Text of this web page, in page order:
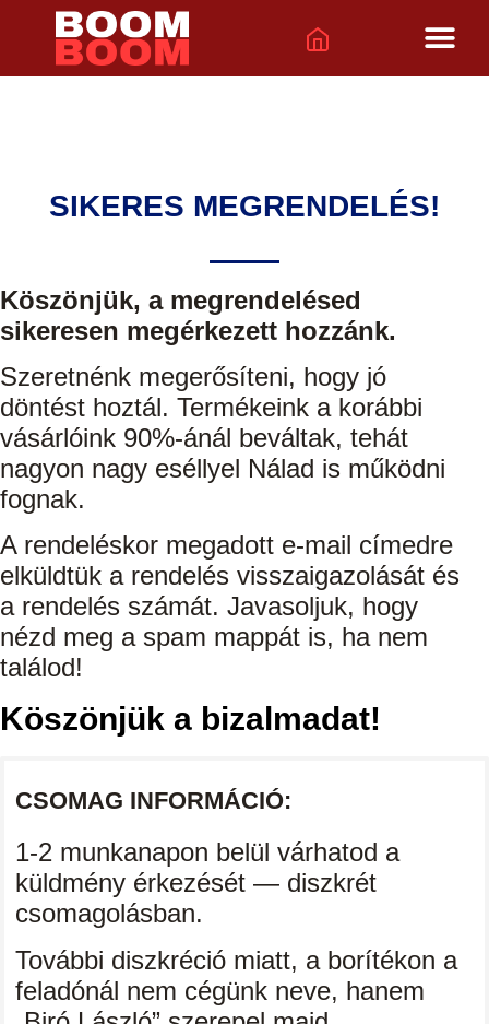
SIKERES MEGRENDELÉS!
Köszönjük, a megrendelésed
sikeresen megérkezett hozzánk.
Szeretnénk megerősíteni, hogy jó
döntést hoztál. Termékeink a korábbi
vásárlóink 90%-ánál beváltak, tehát
nagyon nagy eséllyel Nálad is működni
fognak.
A rendeléskor megadott e-mail címedre
elküldtük a rendelés visszaigazolását és
a rendelés számát. Javasoljuk, hogy
nézd meg a spam mappát is, ha nem
találod!
Köszönjük a bizalmadat!
CSOMAG INFORMÁCIÓ:
1-2 munkanapon belül várhatod a
küldmény érkezését — diszkrét
csomagolásban.
További diszkréció miatt, a borítékon a
feladónál nem cégünk neve, hanem